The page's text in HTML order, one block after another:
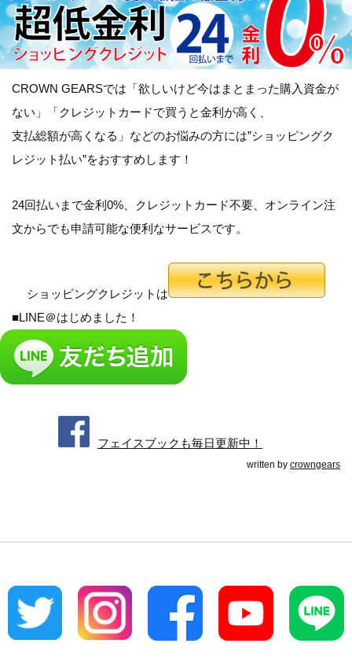
CROWN GEARSでは「欲しいけど今はまとまった購入資金が
ない 」「クレジットカードで買うと金利が高く、
支払総額が高くなる 」などのお悩みの方には”ショッピングク
レジット払い”をおすすめします！
24回払いまで金利0%、クレジットカード不要、オンライン注
文からでも申請可能な便利なサービスです。
ショッピングクレジットは
■LINE＠はじめました！
フェイスブックも毎日更新中！
written by crowngears